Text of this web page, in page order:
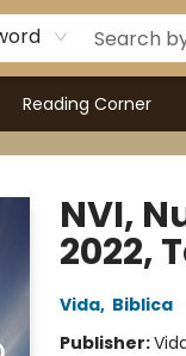
Reading Corner
NVI,
2022,
Vida, Biblica
Publisher: